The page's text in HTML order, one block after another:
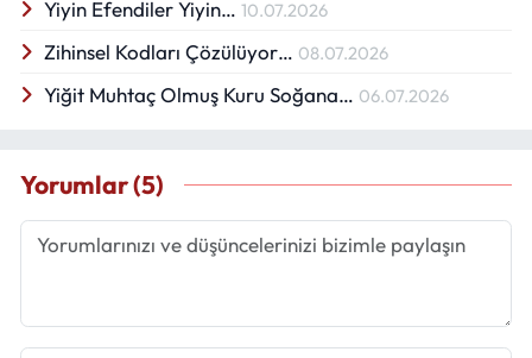
Yiyin Efendiler Yiyin… 10.07.2026
Zihinsel Kodları Çözülüyor… 08.07.2026
Yiğit Muhtaç Olmuş Kuru Soğana… 06.07.2026
Yorumlar (5)